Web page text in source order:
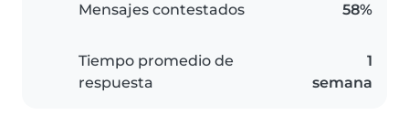
Mensajes contestados 58%
Tiempo promedio de
respuesta
1
semana